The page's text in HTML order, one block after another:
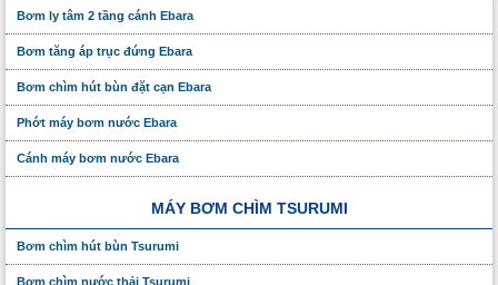
Bơm ly tâm 2 tầng cánh Ebara
Bơm tăng áp trục đứng Ebara
Bơm chìm hút bùn đặt cạn Ebara
Phớt máy bơm nước Ebara
Cánh máy bơm nước Ebara
MÁY BƠM CHÌM TSURUMI
Bơm chìm hút bùn Tsurumi
Bơm chìm nước thải Tsurumi